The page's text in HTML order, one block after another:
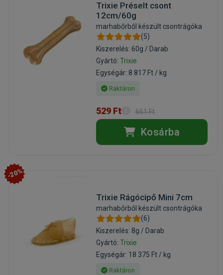
Trixie Préselt csont
12cm/60g
marhabőrből készült csontrágóka
(5)
Kiszerelés: 60g / Darab
Gyártó: Trixie
Egységár: 8 817 Ft / kg
Raktáron
529 Ft 661 Ft
Kosárba
-20%
Trixie Rágócipő Mini 7cm
marhabőrből készült csontrágóka
(6)
Kiszerelés: 8g / Darab
Gyártó: Trixie
Egységár: 18 375 Ft / kg
Raktáron